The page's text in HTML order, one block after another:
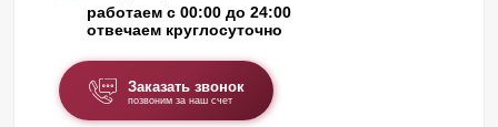
работаем с 00:00 до 24:00
отвечаем круглосуточно
Заказать звонок
позвоним за наш счет